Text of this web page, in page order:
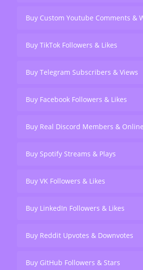
Buy Custom Youtube Comments &
Buy TikTok Followers & Likes
Buy Telegram Subscribers & Views
Buy Facebook Followers & Likes
Buy Real Discord Members &
Buy Spotify Streams & Plays
Buy VK Followers & Likes
Buy LinkedIn Followers & Likes
Buy Reddit Upvotes & Downvotes
Buy GitHub Followers & Stars